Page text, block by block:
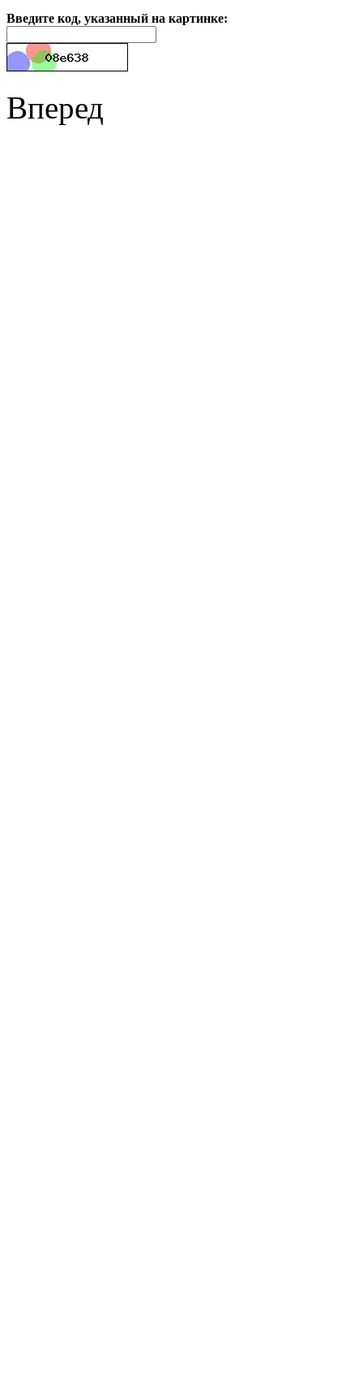
Введите код, указанный на картинке:
Вперед